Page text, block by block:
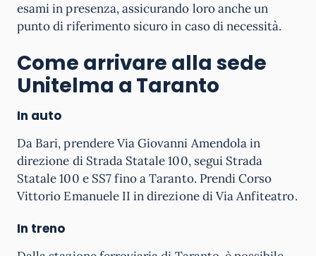
esami in presenza, assicurando loro anche un
punto di riferimento sicuro in caso di necessità.
Come arrivare alla sede
Unitelma a Taranto
In auto
Da Bari, prendere Via Giovanni Amendola in
direzione di Strada Statale 100, segui Strada
Statale 100 e SS7 fino a Taranto. Prendi Corso
Vittorio Emanuele II in direzione di Via Anfiteatro.
In treno